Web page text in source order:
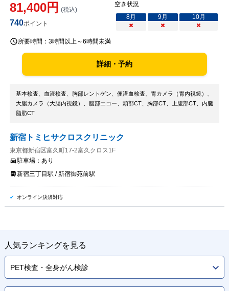
81,400円 (税込)
740ポイント
空き状況
8月 9月 10月
×
× ×
所要時間： 3時間以上～6時間未満
詳細・予約
基本検査、血液検査、胸部レントゲン、便潜血検査、胃カメラ（胃内視鏡）、
大腸カメラ（大腸内視鏡）、腹部エコー、頭部CT、胸部CT、上腹部CT、内臓
脂肪CT
新宿トミヒサクロスクリニック
東京都新宿区富久町17-2富久クロス1F
駐車場： あり
新宿三丁目駅 / 新宿御苑前駅
オンライン決済対応
人気ランキングを見る